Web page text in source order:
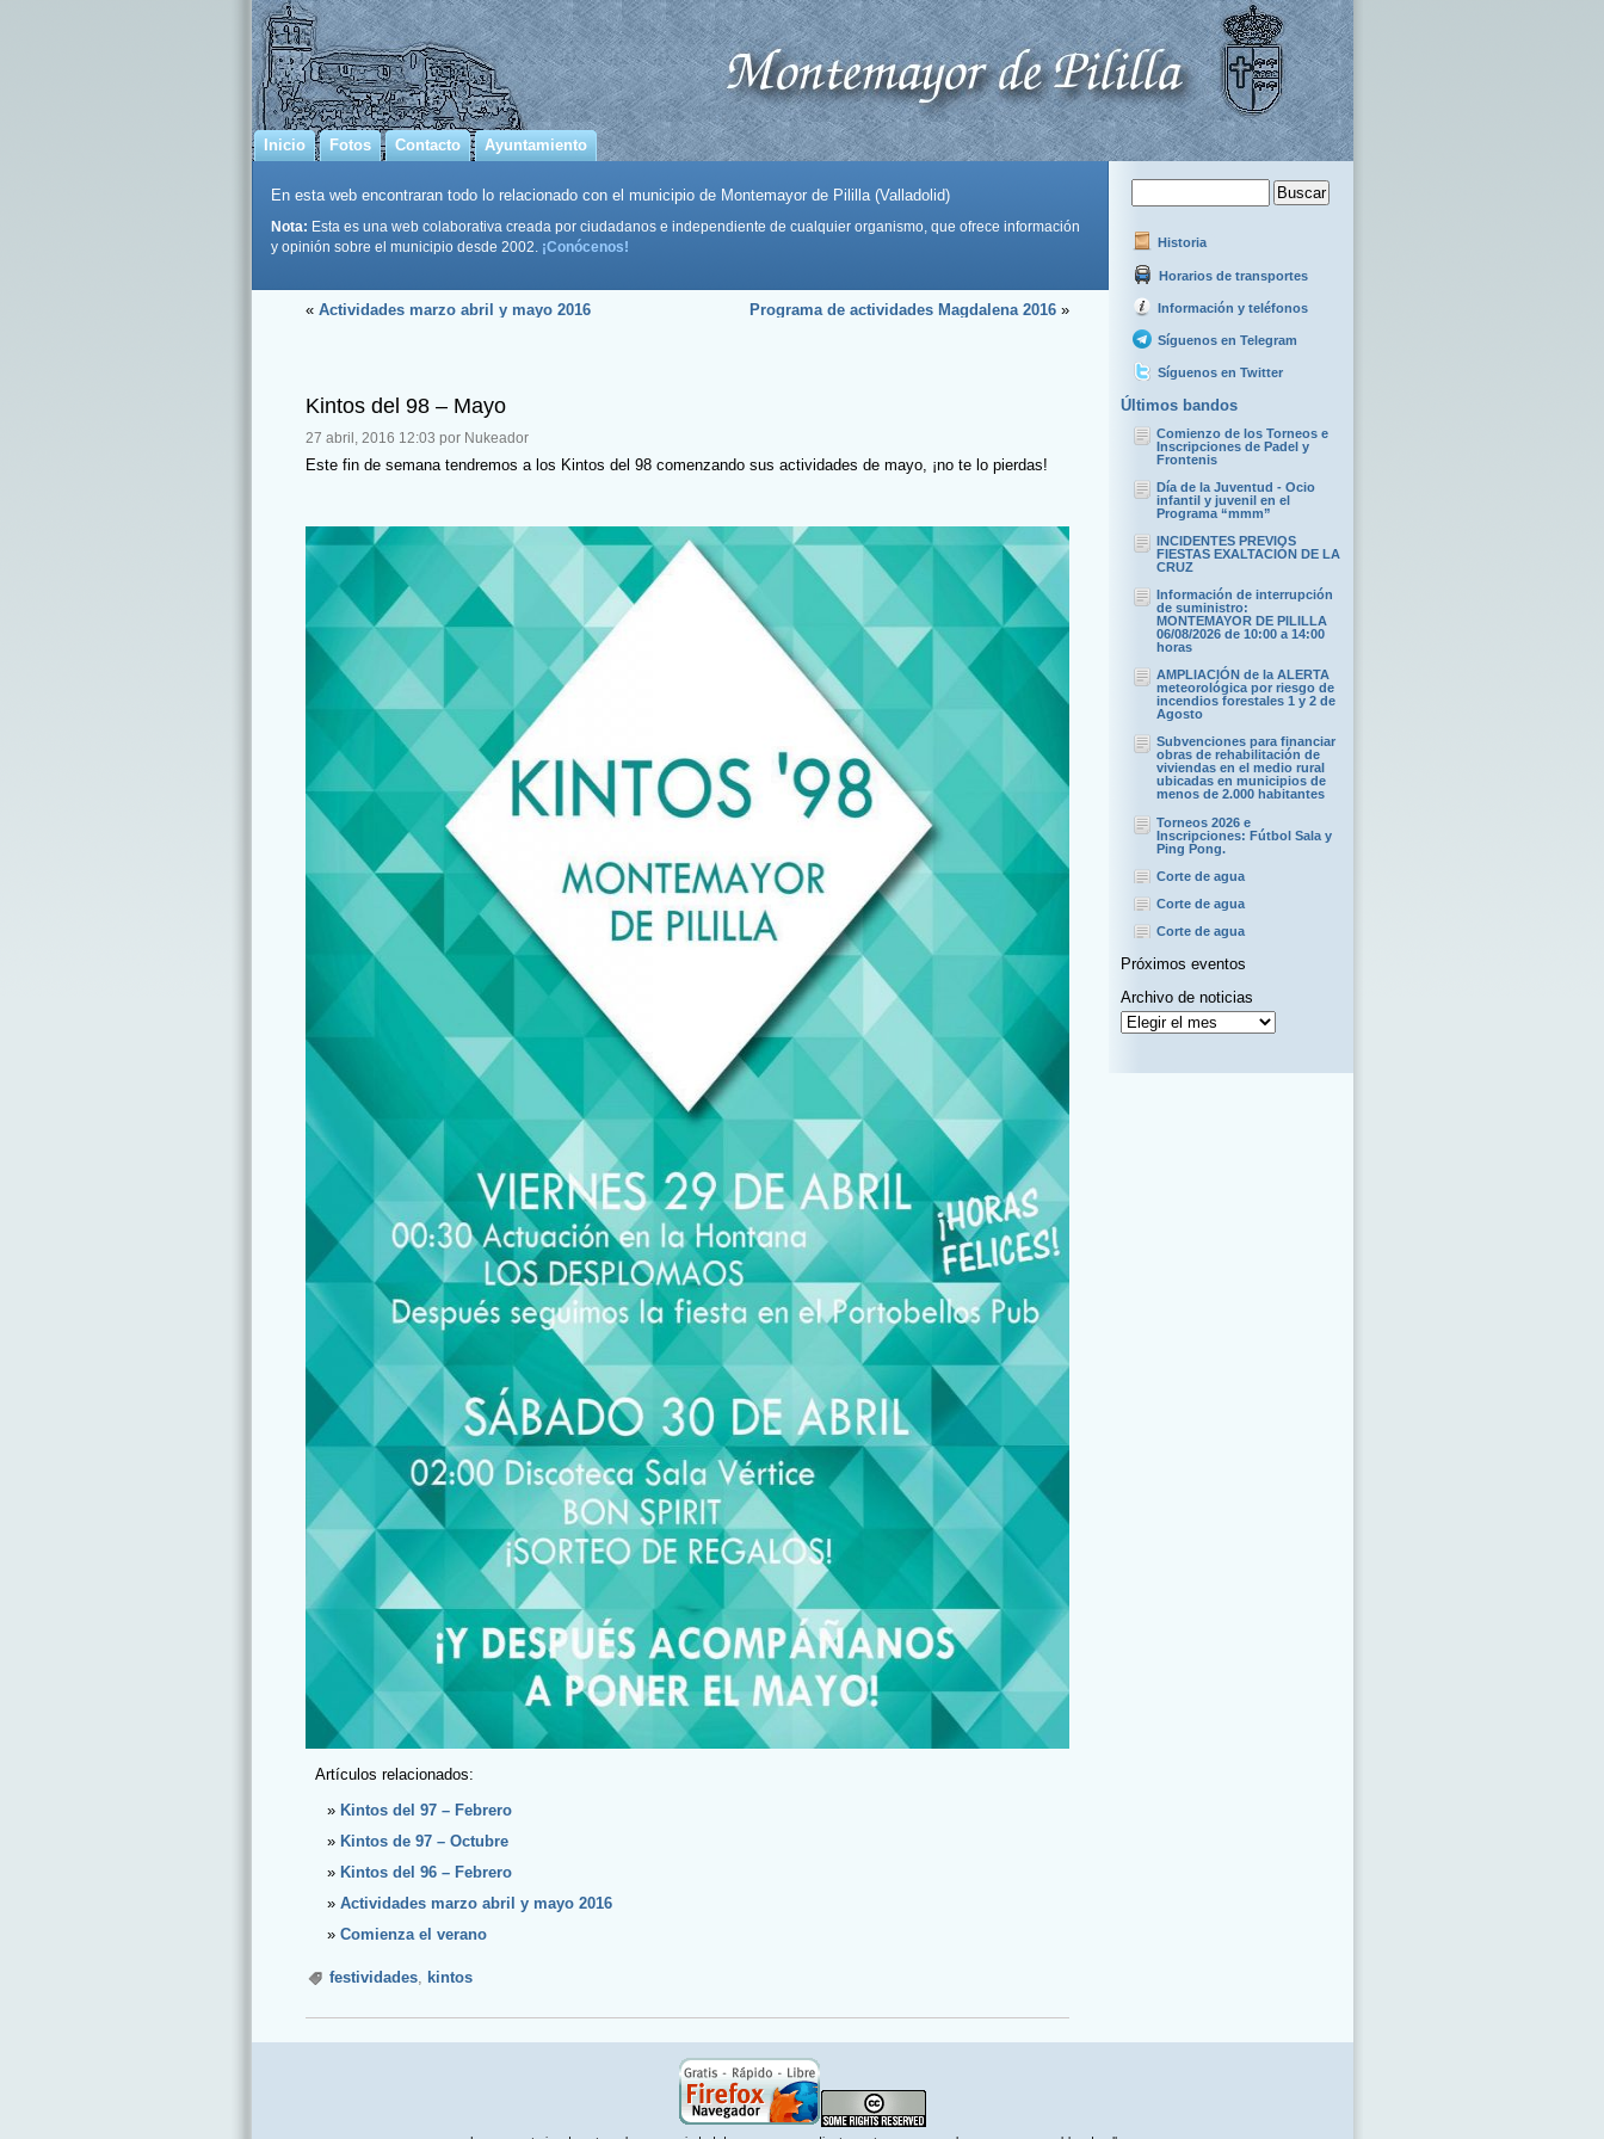
Inicio Fotos Contacto Ayuntamiento
En esta web encontraran todo lo relacionado con el municipio de Montemayor de Pililla (Valladolid)
Nota: Esta es una web colaborativa creada por ciudadanos e independiente de cualquier organismo, que ofrece información
y opinión sobre el municipio desde 2002.
¡Conócenos! Historia
Horarios de transportes
Información y teléfonos
Síguenos en Telegram
Síguenos en Twitter
Últimos bandos
Comienzo de los Torneos e
Inscripciones de Padel y
Frontenis
Día de la Juventud - Ocio
infantil y juvenil en el
Programa “mmm”
INCIDENTES PREVIOS
FIESTAS EXALTACIÓN DE LA
CRUZ
Información de interrupción
de suministro:
MONTEMAYOR DE PILILLA
06/08/2026 de 10:00 a 14:00
horas
AMPLIACIÓN de la ALERTA
meteorológica por riesgo de
incendios forestales 1 y 2 de
Agosto
Subvenciones para financiar
obras de rehabilitación de
viviendas en el medio rural
ubicadas en municipios de
menos de 2.000 habitantes
Torneos 2026 e
Inscripciones: Fútbol Sala y
Ping Pong.
Corte de agua
Corte de agua
Corte de agua
Próximos eventos
Archivo de noticias
« Actividades marzo abril y mayo 2016 Programa de actividades Magdalena 2016»
Kintos del 98 – Mayo
27 abril, 2016 12:03 por Nukeador
Este fin de semana tendremos a los Kintos del 98 comenzando sus actividades de mayo, ¡no te lo pierdas!
Artículos relacionados:
Kintos del 97 – Febrero
Kintos de 97 – Octubre
Kintos del 96 – Febrero
Actividades marzo abril y mayo 2016
Comienza el verano
festividades, kintos